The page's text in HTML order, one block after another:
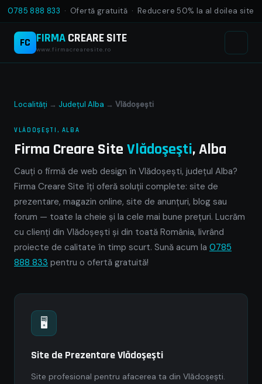
0785 888 833 · Ofertă gratuită · Reducere 50% la al doilea site
FC FIRMACREARE SITE
www.firmacrearesite.ro
Localități → Județul Alba → Vlădoşeşti
VLĂDOŞEŞTI, ALBA
Firma Creare Site Vlădoşeşti, Alba
Cauți o firmă de web design în Vlădoşeşti, județul Alba?
Firma Creare Site îți oferă soluții complete: site de
prezentare, magazin online, site de anunțuri, blog sau
forum — toate la cheie și la cele mai bune prețuri. Lucrăm
cu clienți din Vlădoşeşti și din toată România, livrând
proiecte de calitate în timp scurt. Sună acum la 0785
888 833 pentru o ofertă gratuită!
🖥
Site de Prezentare Vlădoşeşti
Site profesional pentru afacerea ta din Vlădoşeşti.